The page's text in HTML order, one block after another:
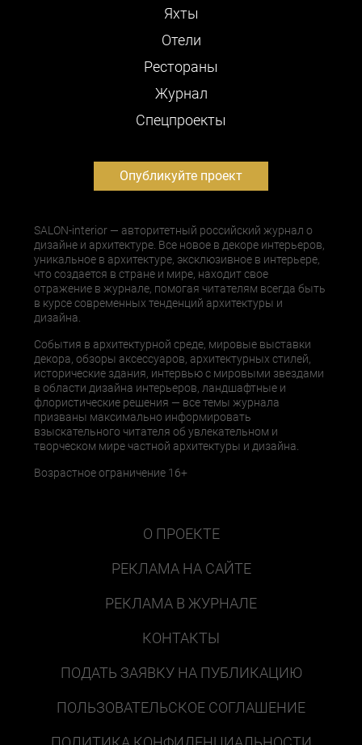
Яхты
Отели
Рестораны
Журнал
Cпецпроекты
Опубликуйте проект
SALON-interior — авторитетный российский журнал о
дизайне и архитектуре. Все новое в декоре интерьеров,
уникальное в архитектуре, эксклюзивное в интерьере,
что создается в стране и мире, находит свое
отражение в журнале, помогая читателям всегда быть
в курсе современных тенденций архитектуры и
дизайна.
События в архитектурной среде, мировые выставки
декора, обзоры аксессуаров, архитектурных стилей,
исторические здания, интервью с мировыми звездами
в области дизайна интерьеров, ландшафтные и
флористические решения — все темы журнала
призваны максимально информировать
взыскательного читателя об увлекательном и
творческом мире частной архитектуры и дизайна.
Возрастное ограничение 16+
О ПРОЕКТЕ
РЕКЛАМА НА САЙТЕ
РЕКЛАМА В ЖУРНАЛЕ
КОНТАКТЫ
ПОДАТЬ ЗАЯВКУ НА ПУБЛИКАЦИЮ
ПОЛЬЗОВАТЕЛЬСКОЕ СОГЛАШЕНИЕ